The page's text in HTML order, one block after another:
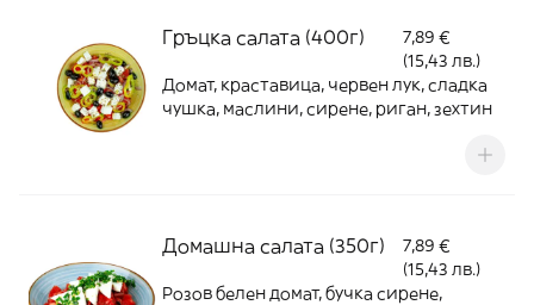
Гръцка салата (400г)
7,89 €
(15,43 лв.)
Домат, краставица, червен лук, сладка
чушка, маслини, сирене, риган, зехтин
Домашна салата (350г)
7,89 €
(15,43 лв.)
Розов белен домат, бучка сирене,